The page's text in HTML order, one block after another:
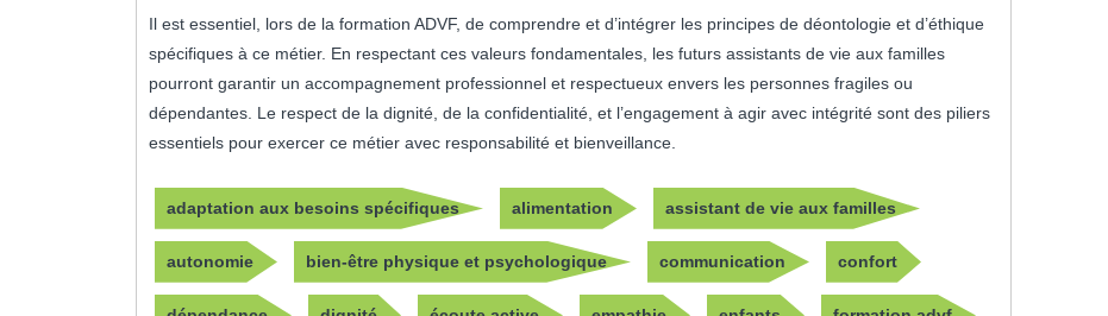
Il est essentiel, lors de la formation ADVF, de comprendre et d’intégrer les principes de déontologie et d’éthique
spécifiques à ce métier. En respectant ces valeurs fondamentales, les futurs assistants de vie aux familles
pourront garantir un accompagnement professionnel et respectueux envers les personnes fragiles ou
dépendantes. Le respect de la dignité, de la confidentialité, et l’engagement à agir avec intégrité sont des piliers
essentiels pour exercer ce métier avec responsabilité et bienveillance.
adaptation aux besoins spécifiques alimentation assistant de vie aux familles
autonomie bien-être physique et psychologique communication confort